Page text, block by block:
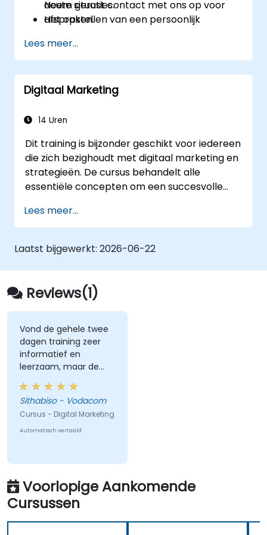
acute situaties.
Het opstellen van een persoonlijk
Neem gerust contact met ons op voor
afspraken.
Lees meer...
Digitaal Marketing
14 Uren
Dit training is bijzonder geschikt voor iedereen
die zich bezighoudt met digitaal marketing en
strategieën. De cursus behandelt alle
essentiële concepten om een succesvolle
Deelnemers krijgen inzicht in belangrijke
onderwerpen als mobiele marketing, social
media marketing, e-mailmarketing, PPC-
marketing en SEO. Aan het einde van de
training zullen ze begrijpen waarom analyse
en een doordachte strategie cruciaal zijn,
ondersteund door relevante voorbeelden.
Lees meer...
Laatst bijgewerkt: 2026-06-22
Reviews(1)
Vond de gehele twee
dagen training zeer
informatief en
leerzaam, maar de
inhoud van Dag 2
(Social Media & Mobile
Marketing, Analytics,
evenals Strategie &
Planning) was voor mij
verband houdt met
mijn huidige
werkgebied.
Sithabiso - Vodacom
Cursus - Digital Marketing
Automatisch vertaald
Voorlopige Aankomende
Cursussen